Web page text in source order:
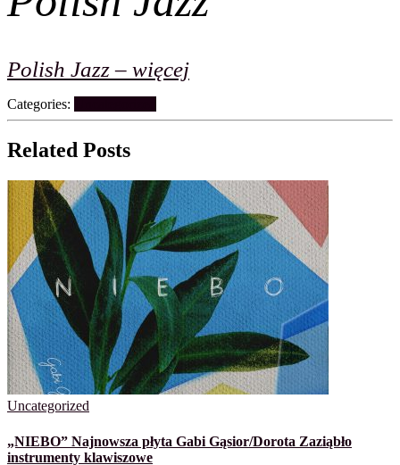
Polish Jazz – więcej
Categories:
Related Posts
Uncategorized
„NIEBO” Najnowsza płyta Gabi Gąsior/Dorota Zaziąbło
instrumenty klawiszowe